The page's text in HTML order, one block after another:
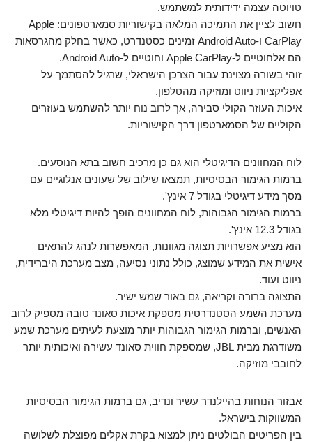
טויוטה עצמה ידידותית למשתמש.
חשוב לציין את התמיכה המלאה בקישוריות סמארטפונים: Apple
CarPlay ו-Android Auto זמינים כסטנדרט, כאשר בחלק מהגרסאות
הם אלחוטיים ל-Apple CarPlay וחוטיים ל-Android Auto.
זוהי בשורה מצוינת עבור הצרכן הישראלי, שרגיל להסתמך על
אפליקציות ניווט ומוזיקה מהטלפון.
איכות העוזר הקולי סבירה, אך לרוב נוח יותר להשתמש בעוזרים
הקוליים של הסמארטפון דרך הקישוריות.
לוח המחוונים הדיגיטלי הוא גם כן מרכיב חשוב בתא הנוסעים.
ברמות הגימור הבסיסיות, תמצאו שילוב של שעונים אנלוגיים עם
מסך מידע דיגיטלי בגודל 7 אינץ'.
ברמות הגימור הגבוהות, לוח המחוונים הופך להיות דיגיטלי מלא
בגודל 12.3 אינץ'.
הוא מציע אפשרויות תצוגה מגוונות, המאפשרות לנהג להתאים
אישית את המידע שמוצג, כולל נתוני נסיעה, מצב מערכת היברידית,
ניווט ועוד.
התצוגה ברורה וקריאה, גם באור שמש ישיר.
מערכת השמע הסטנדרטית מספקת איכות סאונד טובה מספיק לרוב
האנשים, וברמות הגימור הגבוהות יותר מוצעת לעיתים מערכת שמע
משודרגת מבית JBL, שמספקת חווית סאונד עשירה ואיכותית יותר
לחובבי מוזיקה.
אבזור הנוחות בהיילנדר עשיר ונדיב, גם ברמות הגימור הבסיסיות
המשווקות בישראל.
בין הפריטים הבולטים ניתן למצוא בקרת אקלים מפוצלת לשלושה